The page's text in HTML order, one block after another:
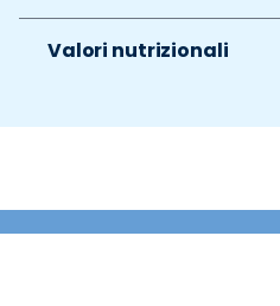
Valori nutrizionali